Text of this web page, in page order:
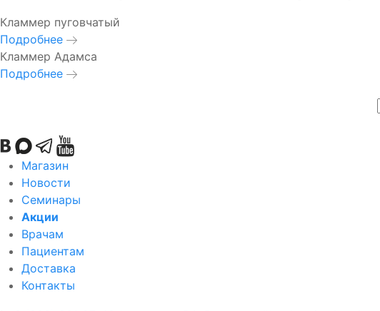
Кламмер пуговчатый
Подробнее
Кламмер Адамса
Подробнее
Магазин
Новости
Семинары
Акции
Врачам
Пациентам
Доставка
Контакты